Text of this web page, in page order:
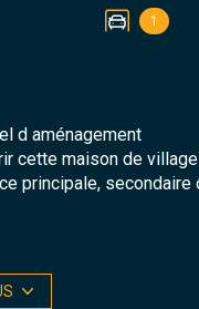
1
d aménagement
cette maison de
principale, secondaire